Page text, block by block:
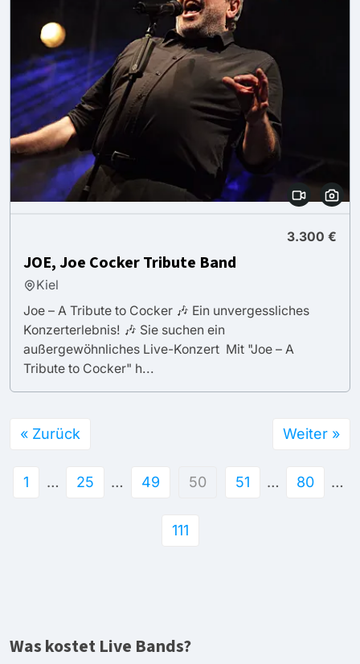
3.300 €
JOE, Joe Cocker Tribute Band
Kiel
Joe – A Tribute to Cocker 🎶 Ein unvergessliches
Konzerterlebnis! 🎶 Sie suchen ein
außergewöhnliches Live-Konzert Mit "Joe – A
Tribute to Cocker" h...
« Zurück
1 … 25 … 49 50 51 … 80 …
111
Weiter »
Was kostet Live Bands?